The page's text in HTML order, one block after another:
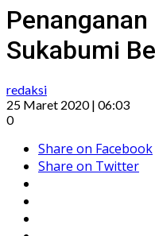
Sukabumi
redaksi
25 Maret 2020 | 06:03
0
Share on Facebook
Share on Twitter